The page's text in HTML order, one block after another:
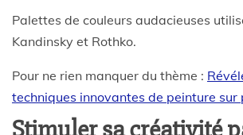
Palettes de couleurs audacieuses
Kandinsky et Rothko.
Pour ne rien manquer du thème :
techniques innovantes de peinture sur